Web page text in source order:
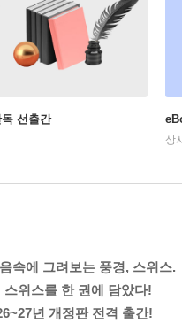
선출간
상시
속에 그려보는 풍경, 스위스.
위스를 한 권에 담았다!
년 개정판 전격 출간!